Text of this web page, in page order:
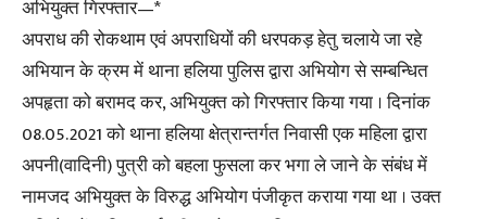
अभियुक्त गिरफ्तार—*
अपराध की रोकथाम एवं अपराधियों की धरपकड़ हेतु चलाये जा रहे
अभियान के क्रम में थाना हलिया पुलिस द्वारा अभियोग से सम्बन्धित
अपहृता को बरामद कर, अभियुक्त को गिरफ्तार किया गया । दिनांक
08.05.2021 को थाना हलिया क्षेत्रान्तर्गत निवासी एक महिला द्वारा
अपनी(वादिनी) पुत्री को बहला फुसला कर भगा ले जाने के संबंध में
नामजद अभियुक्त के विरुद्ध अभियोग पंजीकृत कराया गया था । उक्त